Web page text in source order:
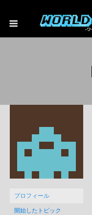
プロフィール
開始したトピック